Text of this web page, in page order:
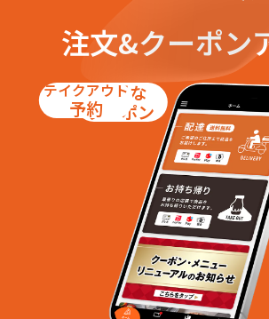
注文&クーポン
お得な
クーポン
テイクアウト
予約